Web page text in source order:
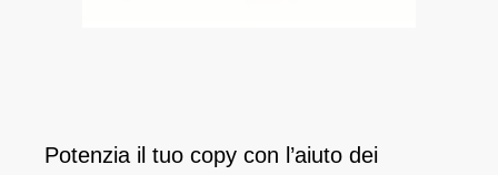
Potenzia il tuo copy con l’aiuto dei